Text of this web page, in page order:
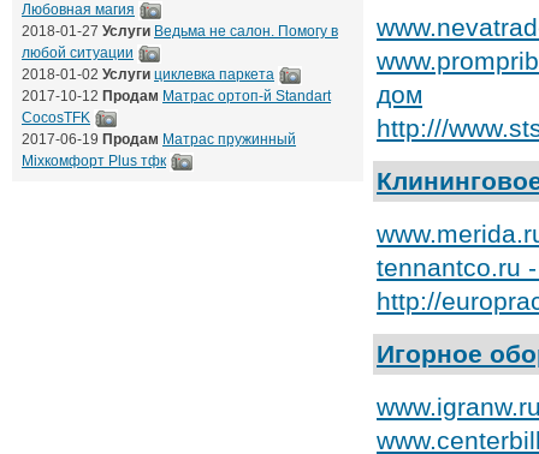
дом
http:///
tennantco.ru
http://
Игорное
Любовная магия
2018-01-27 Услуги Ведьма не салон. Помогу в
любой ситуации
2018-01-02 Услуги циклевка паркета
2017-10-12 Продам Матрас ортоп-й Standart
CocosTFK
2017-06-19 Продам Матрас пружинный
Mixкомфорт Plus тфк